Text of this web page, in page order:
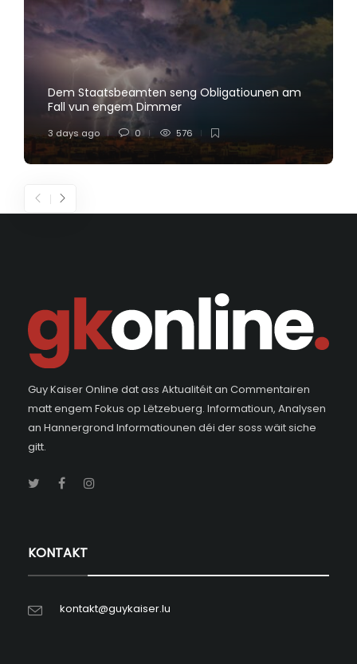
Dem Staatsbeamten seng Obligatiounen am
Fall vun engem Dimmer
3 days ago 0 576
Guy Kaiser Online dat ass Aktualitéit an Commentairen
matt engem Fokus op Lëtzebuerg. Informatioun, Analysen
an Hannergrond Informatiounen déi der soss wäit siche
gitt.
KONTAKT
kontakt@guykaiser.lu